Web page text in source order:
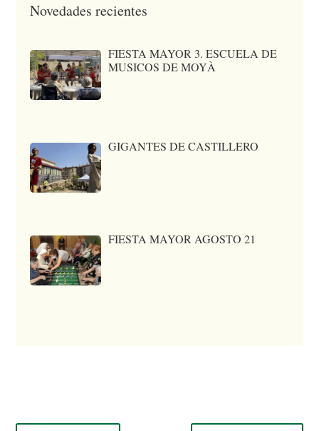
Novedades recientes
FIESTA MAYOR 3. ESCUELA DE
MUSICOS DE MOYÀ
GIGANTES DE CASTILLERO
FIESTA MAYOR AGOSTO 21